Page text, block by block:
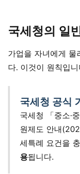
국세청의 일
가업을 자녀에게 물
다. 이것이 원칙입니
국세청 공식
국세청 「중소·
원제도 안내
세특례 요건을
용됩니다.